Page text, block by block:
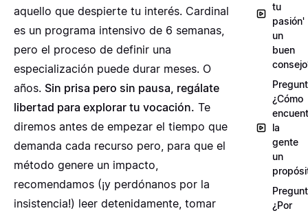
aquello que despierte tu interés. Cardinal
es un programa intensivo de 6 semanas,
pero el proceso de definir una
especialización puede durar meses. O
años. Sin prisa pero sin pausa, regálate
libertad para explorar tu vocación. Te
diremos antes de empezar el tiempo que
demanda cada recurso pero, para que el
método genere un impacto,
recomendamos (¡y perdónanos por la
insistencia!) leer detenidamente, tomar
tu
pasión'
un
buen
¿Cómo
la
gente
un
¿Por